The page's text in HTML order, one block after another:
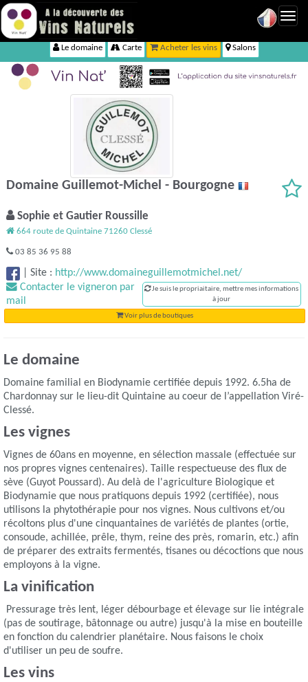
Le domaine Carte Acheter les vins Salons
Domaine Guillemot-Michel - Bourgogne
Sophie et Gautier Roussille
664 route de Quintaine 71260 Clessé
03 85 36 95 88
|Site : http://www.domaineguillemotmichel.net/
Contacter le vigneron par
mail
Je suis le propriaitaire, mettre mes informations
à jour
Voir plus de boutiques
Le domaine
Domaine familial en Biodynamie certifiée depuis 1992. 6.5ha de
Chardonnay sur le lieu-dit Quintaine au coeur de l’appellation Viré-
Clessé.
Les vignes
Vignes de 60ans en moyenne, en sélection massale (effectuée sur
nos propres vignes centenaires). Taille respectueuse des flux de
sève (Guyot Poussard). Au delà de l'agriculture Biologique et
Biodynamie que nous pratiquons depuis 1992 (certifiée), nous
utilisons la phytothérapie pour nos vignes. Nous cultivons et/ou
récoltons plus d'une cinquantaines de variétés de plantes (ortie,
consoude, achillée, prêle, thym, reine des près, romarin, etc.) afin
de préparer des extraits fermentés, tisanes ou décoctions que nous
employons à la vigne.
La vinification
Pressurage très lent, léger débourbage et élevage sur lie intégrale
(pas de soutirage, bâtonnage ou autre) jusqu'à la mise en bouteille
en fonction du calendrier planétaire. Nous faisons le choix
d'utiliser un peu de soufre.
Les vins